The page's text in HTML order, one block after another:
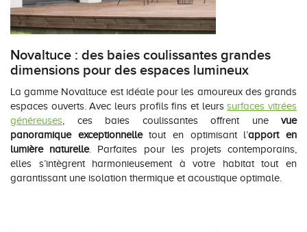
Novaltuce : des baies coulissantes grandes
dimensions pour des espaces lumineux
La gamme Novaltuce est idéale pour les amoureux des grands
espaces ouverts. Avec leurs profils fins et leurssurfaces vitrées
généreuses , ces baies coulissantes offrent une vue
panoramique exceptionnelletout en optimisant l’apport en
lumière naturelle. Parfaites pour les projets contemporains,
elles s’intègrent harmonieusement à votre habitat tout en
garantissant une isolation thermique et acoustique optimale.